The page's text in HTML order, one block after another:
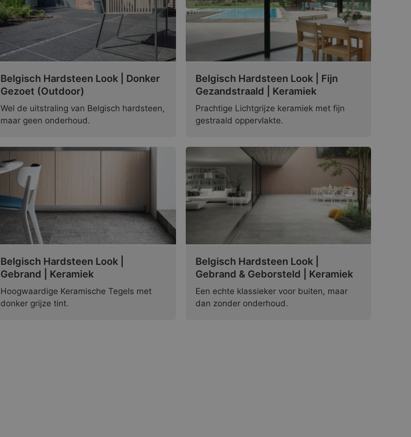
Belgisch Hardsteen Look | Donker
Gezoet (Outdoor)
Wel de uitstraling van Belgisch hardsteen,
maar geen onderhoud.
Belgisch Hardsteen Look | Fijn
Gezandstraald | Keramiek
Prachtige Lichtgrijze keramiek met fijn
gestraald oppervlakte.
Belgisch Hardsteen Look |
Gebrand | Keramiek
Hoogwaardige Keramische Tegels met
donker grijze tint.
Belgisch Hardsteen Look |
Gebrand & Geborsteld | Keramiek
Een echte klassieker voor buiten, maar
dan zonder onderhoud.